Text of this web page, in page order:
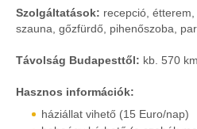
Szolgáltatások: recepció,
szauna, gőzfürdő, pihenőszoba,
Távolság Budapesttől: kb. 570 km
Hasznos információk:
háziállat vihető (15 Euro/nap)